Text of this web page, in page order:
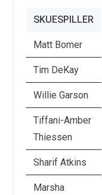
SKUESPILLER
Matt Bomer
Tim DeKay
Willie Garson
Tiffani-Amber
Thiessen
Sharif Atkins
Marsha